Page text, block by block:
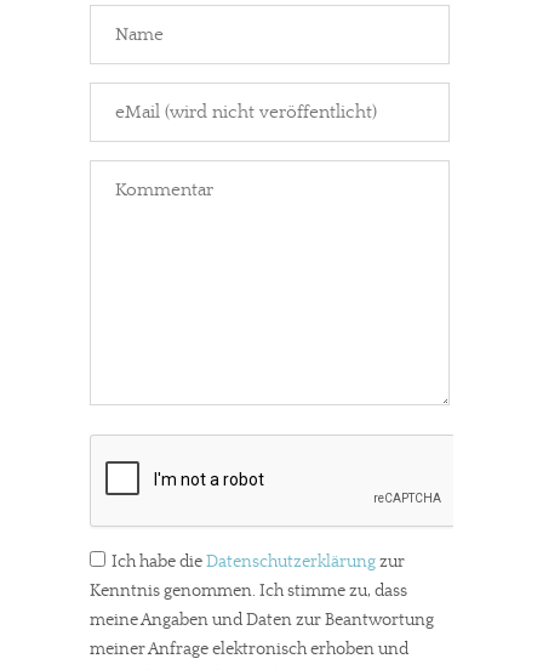
Ich habe dieDatenschutzerklärungzur
Kenntnis genommen. Ich stimme zu, dass
meine Angaben und Daten zur Beantwortung
meiner Anfrage elektronisch erhoben und